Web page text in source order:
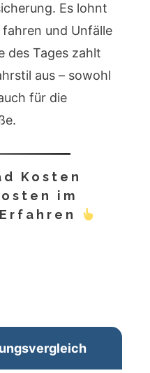
Es lohnt
und Unfälle
des Tages zahlt
aus – sowohl
für die
Kosten
im